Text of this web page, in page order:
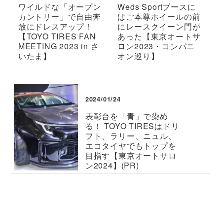
ワイルドな「オープン
カントリー」で自由奔
放にドレスアップ！
【TOYO TIRES FAN
MEETING 2023 in さ
いたま】
Weds Sportブースに
はご本尊ホイールの前
にレースクイーン門が
あった【東京オートサ
ロン2023・コンパニ
オン巡り】
2024/01/24
表彰台を「青」で染め
る！ TOYO TIRESはドリ
フト、ラリー、ニュル、
エコタイヤでもトップを
目指す【東京オートサロ
ン2024】(PR)